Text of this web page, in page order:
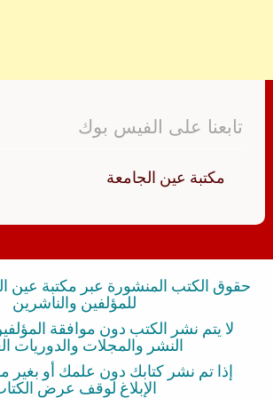
تابعنا على الفيس بوك
‏مكتبة عين الجامعة‏
حقوق الكتب المنشورة عبر مكتبة عين
للمؤلفين والناشرين
لا يتم نشر الكتب دون موافقة
النشر والمجلات والدوريات
إذا تم نشر كتابك دون علمك أو بغير
الإبلاغ لوقف عرض